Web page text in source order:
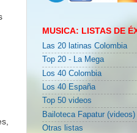
MUSICA: LISTAS DE
Las 20 latinas Colombia
Top 20 - La Mega
Los 40 Colombia
Los 40 España
Top 50 videos
Bailoteca Fapatur (videos)
Otras listas